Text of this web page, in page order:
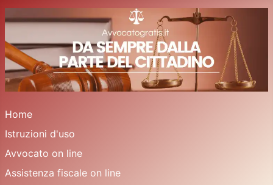
Home
Istruzioni d'uso
Avvocato on line
Assistenza fiscale on line